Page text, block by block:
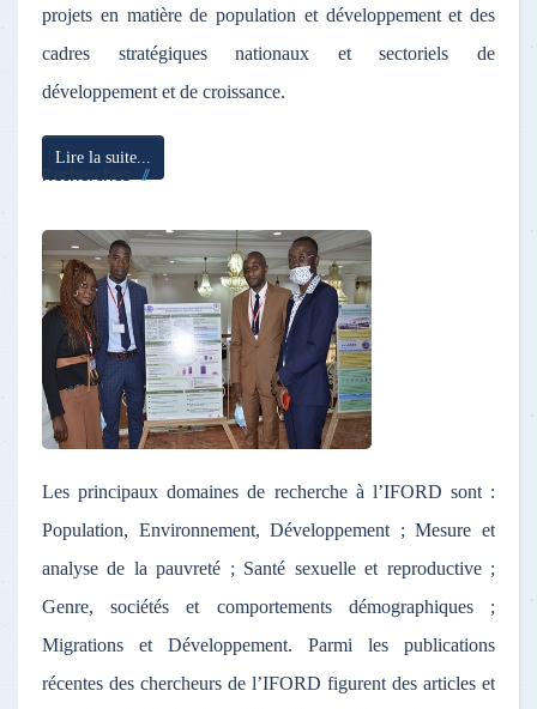
projets en matière de population et développement et des
cadres stratégiques nationaux et sectoriels de
développement et de croissance.
Lire la suite...
Recherches
Les principaux domaines de recherche à l’IFORD sont :
Population, Environnement, Développement ; Mesure et
analyse de la pauvreté ; Santé sexuelle et reproductive ;
Genre, sociétés et comportements démographiques ;
Migrations et Développement. Parmi les publications
récentes des chercheurs de l’IFORD figurent des articles et